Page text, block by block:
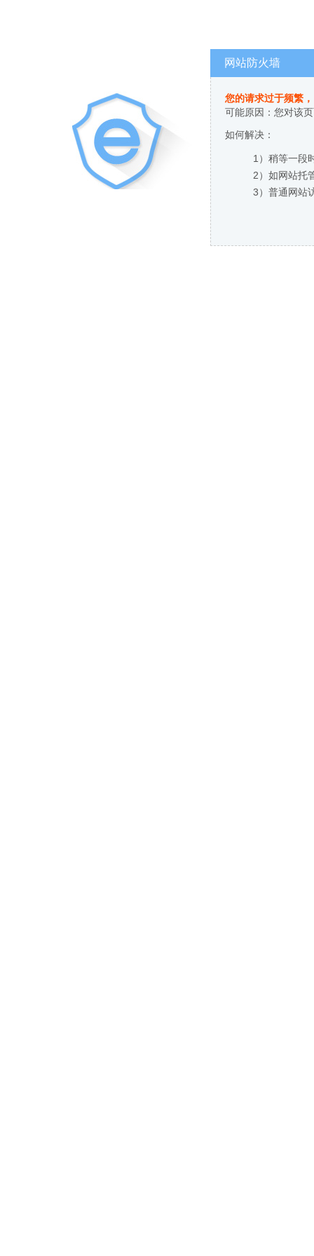
网站防火墙
您的请求过于频繁
可能原因：您对该
如何解决：
1）稍等一段
2）如网站托
3）普通网站